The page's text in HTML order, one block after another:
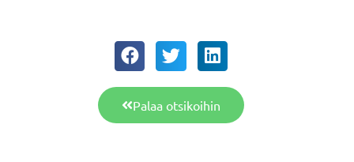
Palaa otsikoihin